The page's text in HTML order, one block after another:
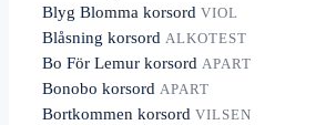
Blyg Blomma korsord VIOL
Blåsning korsord ALKOTEST
Bo För Lemur korsord APART
Bonobo korsord APART
Bortkommen korsord VILSEN